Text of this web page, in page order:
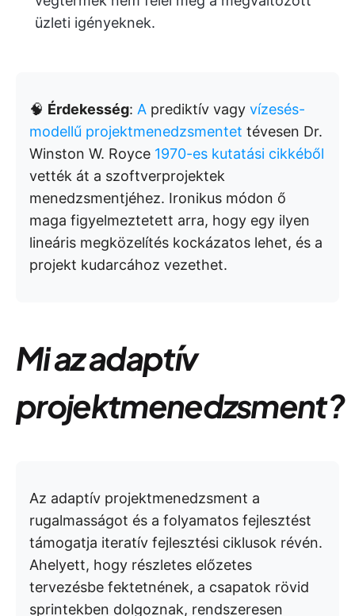
üzleti igényeknek.
🧠 Érdekesség: A prediktív vagy vízesés-
modellű projektmenedzsmentet tévesen Dr.
Winston W. Royce 1970-es kutatási cikkéből
vették át a szoftverprojektek
menedzsmentjéhez. Ironikus módon ő
maga figyelmeztetett arra, hogy egy ilyen
lineáris megközelítés kockázatos lehet, és a
projekt kudarcához vezethet.
Mi az adaptív
projektmenedzsment?
Az adaptív projektmenedzsment a
rugalmasságot és a folyamatos fejlesztést
támogatja iteratív fejlesztési ciklusok révén.
Ahelyett, hogy részletes előzetes
tervezésbe fektetnének, a csapatok rövid
sprintekben dolgoznak, rendszeresen